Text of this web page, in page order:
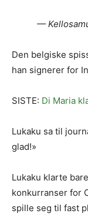
—
Den belgiske
han signerer for
SISTE: Di Maria
Lukaku sa til
glad!»
Lukaku klarte
konkurranser for
spille seg til fast